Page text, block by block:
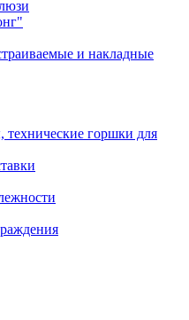
и накладные
технические горшки для